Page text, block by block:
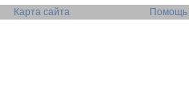
Карта сайта Помощь